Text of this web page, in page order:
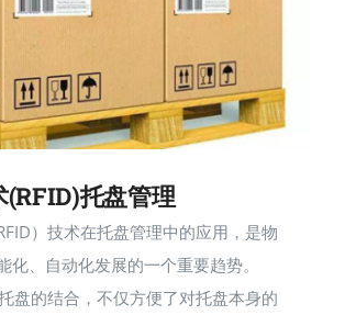
(RFID)托盘管理
）技术在托盘管理中的应用，是物
化、自动化发展的一个重要趋势。
盘的结合，不仅方便了对托盘本身的